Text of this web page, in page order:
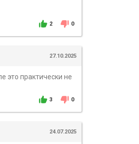
2 0
27.10.2025
это практически не
3 0
24.07.2025